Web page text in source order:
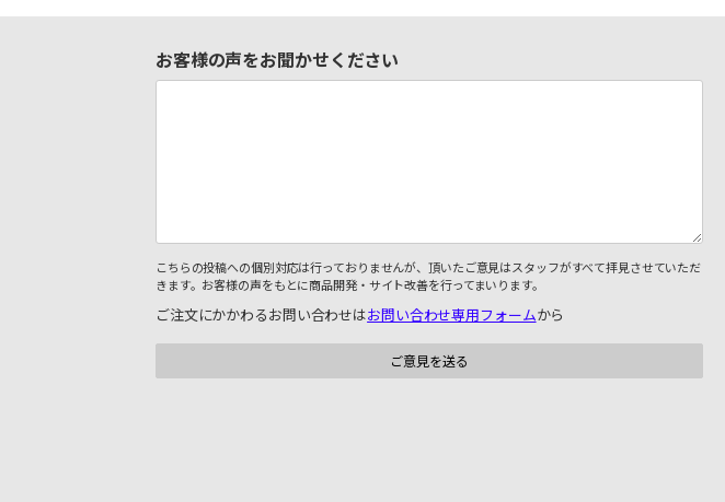
お客様の声をお聞かせください
こちらの投稿への個別対応は行っておりませんが、頂いたご意見はスタッフがすべて拝見させていただ
きます。お客様の声をもとに商品開発・サイト改善を行ってまいります。
ご注文にかかわるお問い合わせはお問い合わせ専用フォームから